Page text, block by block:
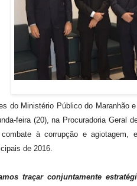
do Ministério Público do Maranhão
feira (20), na Procuradoria Geral
à corrupção e agiotagem,
de 2016.
traçar conjuntamente